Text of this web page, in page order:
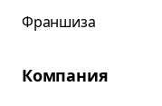
Франшиза
Компания